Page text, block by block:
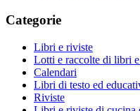
Categorie
Libri e riviste
Lotti e raccolte di libri
Calendari
Libri di testo ed
Riviste